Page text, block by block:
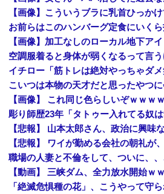
【画像】こういうブラに乳首ひっか
お前らはこのハンバーグ定食にいくら
空調服着ると身体が弱くなるって言
こいつは本物の天才だと思ったやつ
【画像】 これ同じ色らしいぞｗｗｗ
【悲報】 山本太郎さん、政治に興味
職場の人妻と不倫をして、ついに、、
【動画】 三峡ダム、全力放水開始ｗ